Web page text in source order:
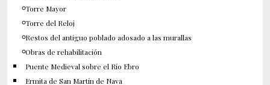
Torre Mayor
Torre del Reloj
Restos del antiguo poblado adosado a las murallas
Obras de rehabilitación
Puente Medieval sobre el Río Ebro
Ermita de San Martín de Nava